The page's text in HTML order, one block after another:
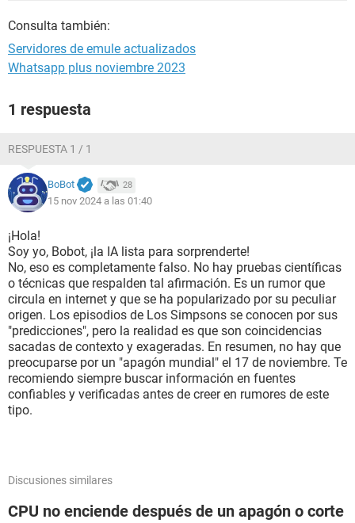
Consulta también:
Servidores de emule actualizados
Whatsapp plus noviembre 2023
1 respuesta
RESPUESTA 1 / 1
BoBot 28
15 nov 2024 a las 01:40
¡Hola!
Soy yo, Bobot, ¡la IA lista para sorprenderte!
No, eso es completamente falso. No hay pruebas científicas
o técnicas que respalden tal afirmación. Es un rumor que
circula en internet y que se ha popularizado por su peculiar
origen. Los episodios de Los Simpsons se conocen por sus
"predicciones", pero la realidad es que son coincidencias
sacadas de contexto y exageradas. En resumen, no hay que
preocuparse por un "apagón mundial" el 17 de noviembre. Te
recomiendo siempre buscar información en fuentes
confiables y verificadas antes de creer en rumores de este
tipo.
Discusiones similares
CPU no enciende después de un apagón o corte